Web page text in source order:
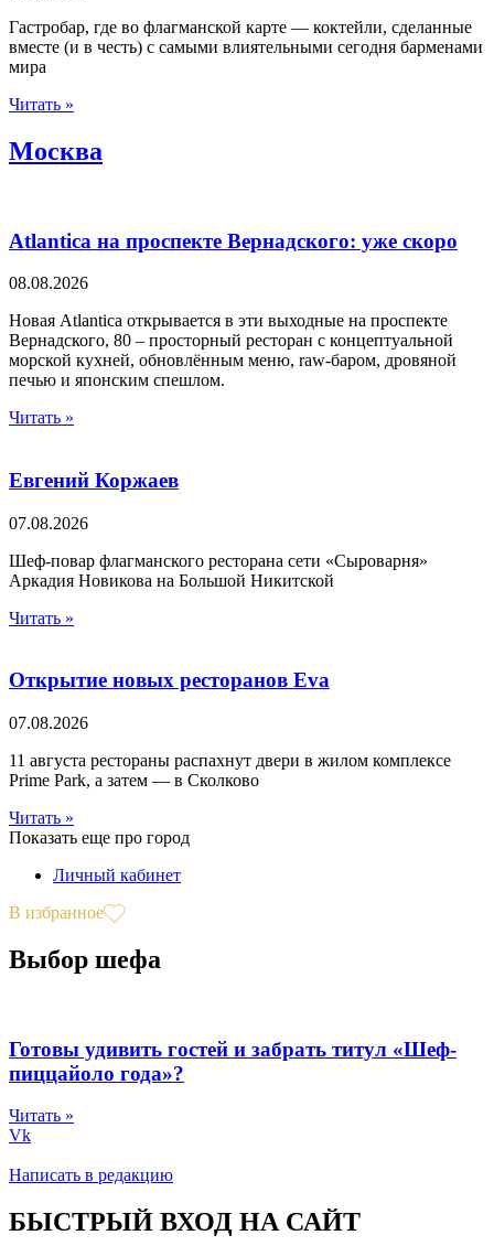
Гастробар, где во флагманской карте — коктейли, сделанные
вместе (и в честь) с самыми влиятельными сегодня барменами
мира
Читать »
Москва
Atlantica на проспекте Вернадского: уже скоро
08.08.2026
Новая Atlantica открывается в эти выходные на проспекте
Вернадского, 80 – просторный ресторан с концептуальной
морской кухней, обновлённым меню, raw-баром, дровяной
печью и японским спешлом.
Читать »
Евгений Коржаев
07.08.2026
Шеф-повар флагманского ресторана сети «Сыроварня»
Аркадия Новикова на Большой Никитской
Читать »
Открытие новых ресторанов Eva
07.08.2026
11 августа рестораны распахнут двери в жилом комплексе
Prime Park, а затем — в Сколково
Читать »
Показать еще про город
Личный кабинет
В избранное
Выбор шефа
Готовы удивить гостей и забрать титул «Шеф-
пиццайоло года»?
Читать »
Vk
Написать в редакцию
БЫСТРЫЙ ВХОД НА САЙТ